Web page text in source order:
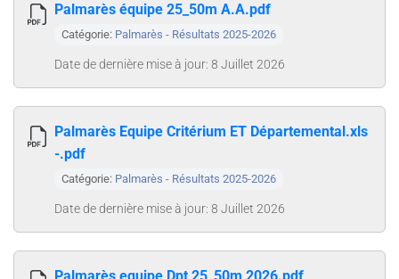
Palmarès équipe 25_50m A.A.pdf
Catégorie: Palmarès - Résultats 2025-2026
Date de dernière mise à jour: 8 Juillet 2026
Palmarès Equipe Critérium ET Départemental.xls
-.pdf
Catégorie: Palmarès - Résultats 2025-2026
Date de dernière mise à jour: 8 Juillet 2026